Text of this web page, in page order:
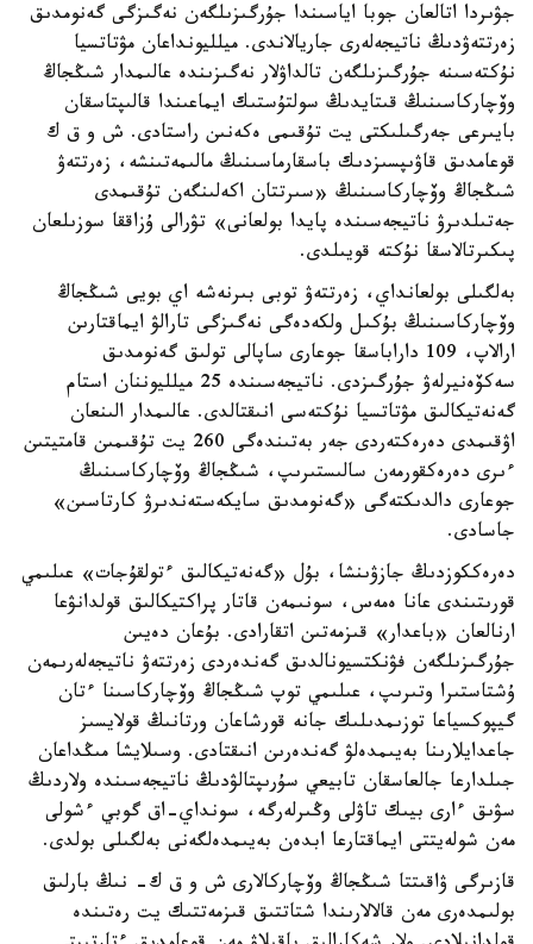
جۋىردا اتالعان جوبا اياسىندا جۇرگىزىلگەن نەگىزگى گەنومدىق
زەرتتەۋدىڭ ناتيجەلەرى جاريالاندى. ميلليونداعان مۋتاتسيا
نۇكتەسىنە جۇرگىزىلگەن تالداۋلار نەگىزىندە عالىمدار شىڭجاڭ
وۆچاركاسىنىڭ قىتايدىڭ سولتۇستىك ايماعىندا قالىپتاسقان
بايىرعى جەرگىلىكتى يت تۇقىمى ەكەنىن راستادى. ش و ق ك
قوعامدىق قاۋىپسىزدىك باسقارماسىنىڭ مالىمەتىنشە، زەرتتەۋ
شىڭجاڭ وۆچاركاسىنىڭ «سىرتتان اكەلىنگەن تۇقىمدى
جەتىلدىرۋ ناتيجەسىندە پايدا بولعانى» تۋرالى ۇزاققا سوزىلعان
پىكىرتالاسقا نۇكتە قويىلدى.
بەلگىلى بولعانداي، زەرتتەۋ توبى بىرنەشە اي بويى شىڭجاڭ
وۆچاركاسىنىڭ بۇكىل ولكەدەگى نەگىزگى تارالۋ ايماقتارىن
ارالاپ، 109 داراباسقا جوعارى ساپالى تولىق گەنومدىق
سەكۆەنيرلەۋ جۇرگىزدى. ناتيجەسىندە 25 ميلليوننان استام
گەنەتيكالىق مۋتاتسيا نۇكتەسى انىقتالدى. عالىمدار الىنعان
اۋقىمدى دەرەكتەردى جەر بەتىندەگى 260 يت تۇقىمىن قامتيتىن
ءىرى دەرەكقورمەن سالىستىرىپ، شىڭجاڭ وۆچاركاسىنىڭ
جوعارى دالدىكتەگى «گەنومدىق سايكەستەندىرۋ كارتاسىن»
جاسادى.
دەرەككوزدىڭ جازۋىنشا، بۇل «گەنەتيكالىق ءتولقۇجات» عىلىمي
قورىتىندى عانا ەمەس، سونىمەن قاتار پراكتيكالىق قولدانۋعا
ارنالعان «باعدار» قىزمەتىن اتقارادى. بۇعان دەيىن
جۇرگىزىلگەن فۋنكتسيونالدىق گەندەردى زەرتتەۋ ناتيجەلەرىمەن
ۇشتاستىرا وتىرىپ، عىلىمي توپ شىڭجاڭ وۆچاركاسىنا ءتان
گيپوكسياعا توزىمدىلىك جانە قورشاعان ورتانىڭ قولايسىز
جاعدايلارىنا بەيىمدەلۋ گەندەرىن انىقتادى. وسىلايشا مىڭداعان
جىلدارعا جالعاسقان تابيعي سۇرىپتالۋدىڭ ناتيجەسىندە ولاردىڭ
سۋىق ءارى بيىك تاۋلى وڭىرلەرگە، سونداي-اق گوبي ءشولى
مەن شولەيتتى ايماقتارعا ابدەن بەيىمدەلگەنى بەلگىلى بولدى.
قازىرگى ۋاقىتتا شىڭجاڭ وۆچاركالارى ش و ق ك- نىڭ بارلىق
بولىمدەرى مەن قالالارىندا شتاتتىق قىزمەتتىك يت رەتىندە